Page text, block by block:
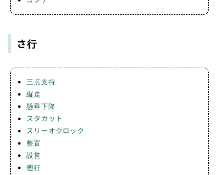
さ行
三点支持
縦走
懸垂下降
スタカット
スリーオクロック
整置
設営
遡行